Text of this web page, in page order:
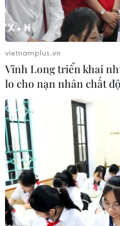
Một góc Trường Sỹ quan Lục
Ngày 12/6, ông Nguyễn
Chính trị Trường Sỹ
cho biết hiện nay, các cơ
khẩn trương điều tra
vietnamplus.vn
Vĩnh Long triển khai
lo cho nạn nhân chất